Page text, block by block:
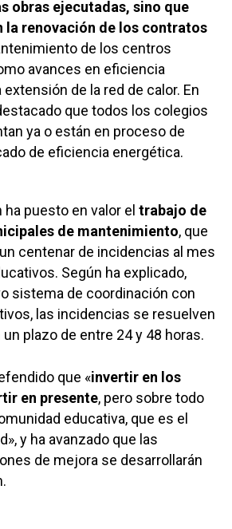
obras ejecutadas, sino que
la renovación de los contratos
de los centros
avances en eficiencia
de la red de calor. En
que todos los colegios
ya o están en proceso de
de eficiencia energética.
ha puesto en valor el trabajo de
de mantenimiento, que
centenar de incidencias al mes
Según ha explicado,
sistema de coordinación con
las incidencias se resuelven
plazo de entre 24 y 48 horas.
que «invertir en los
en presente, pero sobre todo
educativa, que es el
y ha avanzado que las
de mejora se desarrollarán